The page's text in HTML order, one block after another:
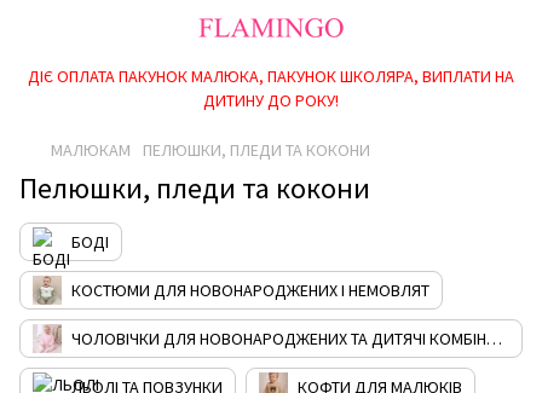
ДІЄ ОПЛАТА ПАКУНОК МАЛЮКА, ПАКУНОК ШКОЛЯРА, ВИПЛАТИ НА
ДИТИНУ ДО РОКУ!
МАЛЮКАМ ПЕЛЮШКИ, ПЛЕДИ ТА КОКОНИ
Пелюшки, пледи та кокони
БОДІ
КОСТЮМИ ДЛЯ НОВОНАРОДЖЕНИХ І НЕМОВЛЯТ
ЧОЛОВІЧКИ ДЛЯ НОВОНАРОДЖЕНИХ ТА ДИТЯЧІ КОМБІНЕЗОНИ
ЛЬОЛІ ТА ПОВЗУНКИ КОФТИ ДЛЯ МАЛЮКІВ